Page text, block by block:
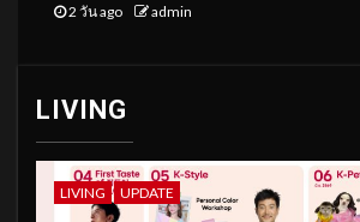
2 วัน ago admin
LIVING
LIVING UPDATE